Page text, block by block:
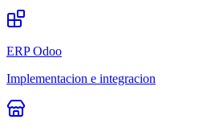
ERP Odoo
Implementacion e integracion